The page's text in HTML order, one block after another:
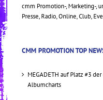
cmm Promotion-, Marketing-,
Presse, Radio, Online, Club,
CMM PROMOTION TOP
MEGADETH auf Platz #3
Albumcharts